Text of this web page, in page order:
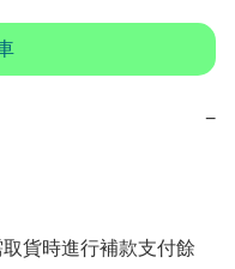
−
貨時進行補款支付餘